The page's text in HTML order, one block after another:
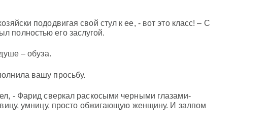
пододвигая свой стул к ее, - вот это класс! – С
полностью его заслугой.
– обуза.
вашу просьбу.
- Фарид сверкал раскосыми черными глазами-
умницу, просто обжигающую женщину. И залпом